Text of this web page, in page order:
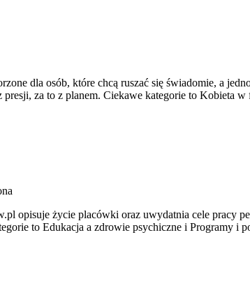
dla osób, które chcą ruszać się świadomie, a
za to z planem. Ciekawe kategorie to Kobieta
opisuje życie placówki oraz uwydatnia cele pracy
to Edukacja a zdrowie psychiczne i Programy i